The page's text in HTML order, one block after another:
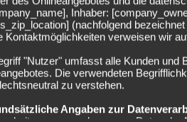
– J. Zimmer, Schauerte –
Vestergaard, Wendt – Zakaria,
Inhaber:
(nachfolgend
Kontaktmöglichkeiten verweisen wir
"Nutzer" umfasst alle Kunden und
Die verwendeten
zu verstehen.
Angaben zur